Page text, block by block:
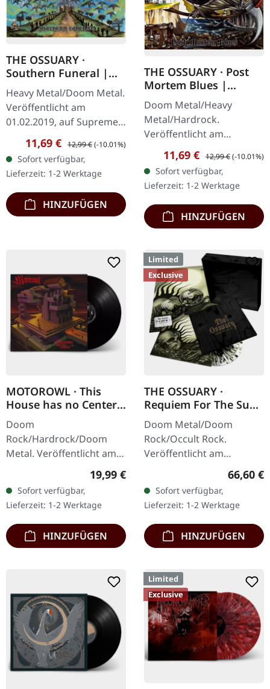
THE OSSUARY ·
Southern Funeral |
DIGIPAK CD
Heavy Metal/Doom Metal.
Veröffentlicht am
01.02.2019, auf Supreme
Chaos Records.
Erstauflage als CD im
DigiPak mit 12-seitigem
Booklet. Geht es dir…
Verkaufspreis:
11,69 € Regulärer Preis:
12,99 €(-10.01%)
Sofort verfügbar,
Lieferzeit: 1-2 Werktage
HINZUFÜGEN
THE OSSUARY · Post
Mortem Blues |
DIGIPAK CD
Doom Metal/Heavy
Metal/Hardrock.
Veröffentlicht am
17.02.2017, auf Supreme
Chaos Records. Limitierte
Erstauflage als Digipak.
Debüt-Album der…
Verkaufspreis:
11,69 € Regulärer Preis:
12,99 €(-10.01%)
Sofort verfügbar,
Lieferzeit: 1-2 Werktage
HINZUFÜGEN
MOTOROWL · This
House has no Center |
BLACK LP
Doom
Rock/Hardrock/Doom
Metal. Veröffentlicht am
16.02.2024, auf Supreme
Schwarzes Vinyl im
schweren Cover mit Lyrics
Insert. · 140g…
Regulärer Preis:
19,99 €
Sofort verfügbar,
Lieferzeit: 1-2 Werktage
HINZUFÜGEN
Limited
Exclusive
THE OSSUARY ·
Requiem For The Sun
| WOODEN LP+MC+CD
BOX
Doom Metal/Doom
Rock/Occult Rock.
Veröffentlicht am
23.05.2025, auf Supreme
Chaos Records. Ultra
schwere, handgearbeitete
Holzbox mit graviertem
Logo…
66,60 €
Sofort verfügbar,
Lieferzeit: 1-2 Werktage
HINZUFÜGEN
Limited
Exclusive